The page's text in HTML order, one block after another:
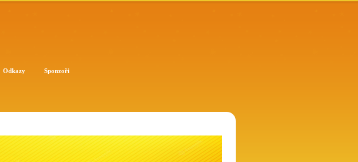
Odkazy Sponzoři